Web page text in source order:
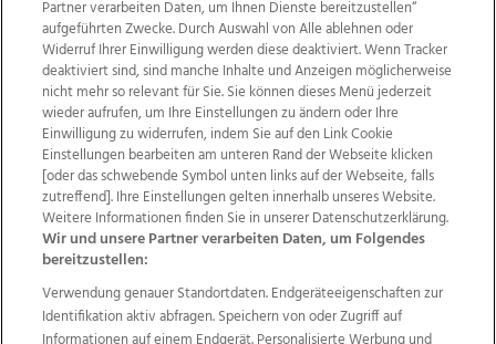
Wir über uns Mediadaten Kontakt
Jobs
Datenschutz
Impressum
AGB Anzeigekunden
AGB Website
Ehrenkodex Politische Werbung
Weitere Angebote des Medienhauses Wimmer
TV1 di-mog-i.at OÖNow
Ischler Woche
Partner verarbeiten Daten, um Ihnen Dienste bereitzustellen“
aufgeführten Zwecke. Durch Auswahl von Alle ablehnen oder
Widerruf Ihrer Einwilligung werden diese deaktiviert. Wenn Tracker
deaktiviert sind, sind manche Inhalte und Anzeigen möglicherweise
nicht mehr so relevant für Sie. Sie können dieses Menü jederzeit
wieder aufrufen, um Ihre Einstellungen zu ändern oder Ihre
Einwilligung zu widerrufen, indem Sie auf den Link Cookie
Einstellungen bearbeiten am unteren Rand der Webseite klicken
[oder das schwebende Symbol unten links auf der Webseite, falls
zutreffend]. Ihre Einstellungen gelten innerhalb unseres Website.
Weitere Informationen finden Sie in unserer Datenschutzerklärung.
Wir und unsere Partner verarbeiten Daten, um Folgendes
bereitzustellen:
Verwendung genauer Standortdaten. Endgeräteeigenschaften zur
Identifikation aktiv abfragen. Speichern von oder Zugriff auf